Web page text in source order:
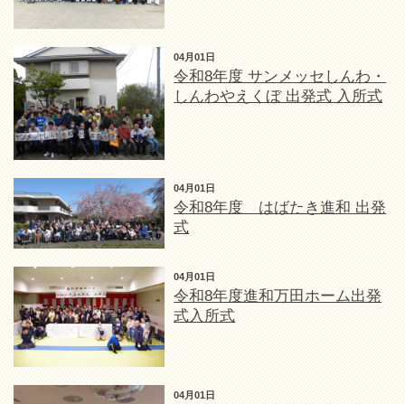
04月01日
令和8年度 サンメッセしんわ・
しんわやえくぼ 出発式 入所式
04月01日
令和8年度 はばたき進和 出発
式
04月01日
令和8年度進和万田ホーム出発
式入所式
04月01日